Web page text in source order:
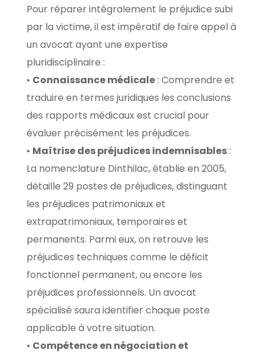
Pour réparer intégralement le préjudice subi
par la victime, il est impératif de faire appel à
un avocat ayant une expertise
pluridisciplinaire :
• Connaissance médicale: Comprendre et
traduire en termes juridiques les conclusions
des rapports médicaux est crucial pour
évaluer précisément les préjudices.
• Maîtrise des préjudices indemnisables:
La nomenclature Dinthilac, établie en 2005,
détaille 29 postes de préjudices, distinguant
les préjudices patrimoniaux et
extrapatrimoniaux, temporaires et
permanents. Parmi eux, on retrouve les
préjudices techniques comme le déficit
fonctionnel permanent, ou encore les
préjudices professionnels. Un avocat
spécialisé saura identifier chaque poste
applicable à votre situation.
• Compétence en négociation et